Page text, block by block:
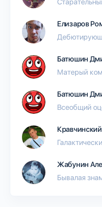
Елизаров
Батюшин
Матерый
Батюшин
Всеобщий
Жабунин
Бывалая